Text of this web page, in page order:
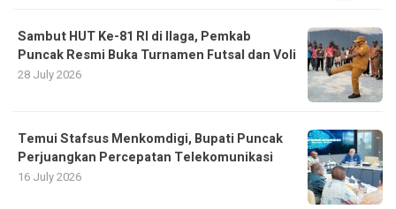
Sambut HUT Ke-81 RI di Ilaga, Pemkab
Puncak Resmi Buka Turnamen Futsal dan Voli
28 July 2026
Temui Stafsus Menkomdigi, Bupati Puncak
Perjuangkan Percepatan Telekomunikasi
16 July 2026